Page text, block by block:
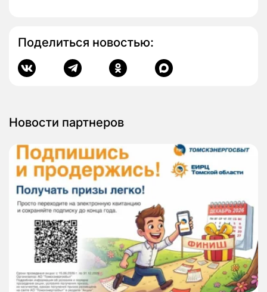
Поделиться новостью:
Новости партнеров